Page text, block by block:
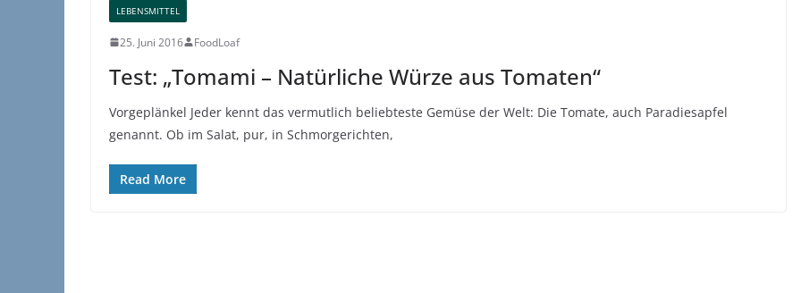
LEBENSMITTEL
25. Juni 2016 FoodLoaf
Test: „Tomami – Natürliche Würze aus Tomaten“
Vorgeplänkel Jeder kennt das vermutlich beliebteste Gemüse der Welt: Die Tomate, auch Paradiesapfel
genannt. Ob im Salat, pur, in Schmorgerichten,
Read More